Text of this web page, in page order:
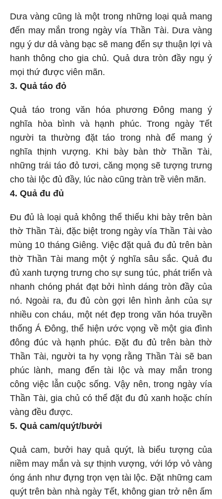
Dưa vàng cũng là một trong những loại quả mang
đến may mắn trong ngày vía Thần Tài. Dưa vàng
ngụ ý dư dả vàng bạc sẽ mang đến sự thuận lợi và
hanh thông cho gia chủ. Quả dưa tròn đầy ngụ ý
mọi thứ được viên mãn.
3. Quả táo đỏ
Quả táo trong văn hóa phương Đông mang ý
nghĩa hòa bình và hạnh phúc. Trong ngày Tết
người ta thường đặt táo trong nhà để mang ý
nghĩa thịnh vượng. Khi bày bàn thờ Thần Tài,
những trái táo đỏ tươi, căng mọng sẽ tượng trưng
cho tài lộc đủ đầy, lúc nào cũng tràn trề viên mãn.
4. Quả đu đủ
Đu đủ là loại quả không thể thiếu khi bày trên bàn
thờ Thần Tài, đặc biệt trong ngày vía Thần Tài vào
mùng 10 tháng Giêng. Việc đặt quả đu đủ trên bàn
thờ Thần Tài mang một ý nghĩa sâu sắc. Quả đu
đủ xanh tượng trưng cho sự sung túc, phát triển và
nhanh chóng phát đạt bởi hình dáng tròn đầy của
nó. Ngoài ra, đu đủ còn gợi lên hình ảnh của sự
nhiều con cháu, một nét đẹp trong văn hóa truyền
thống Á Đông, thể hiện ước vọng về một gia đình
đông đúc và hạnh phúc. Đặt đu đủ trên bàn thờ
Thần Tài, người ta hy vọng rằng Thần Tài sẽ ban
phúc lành, mang đến tài lộc và may mắn trong
công việc lẫn cuộc sống. Vậy nên, trong ngày vía
Thần Tài, gia chủ có thể đặt đu đủ xanh hoặc chín
vàng đều được.
5. Quả cam/quýt/bưởi
Quả cam, bưởi hay quả quýt, là biểu tượng của
niềm may mắn và sự thịnh vượng, với lớp vỏ vàng
óng ánh như đựng trọn vẹn tài lộc. Đặt những cam
quýt trên bàn nhà ngày Tết, không gian trở nên ấm